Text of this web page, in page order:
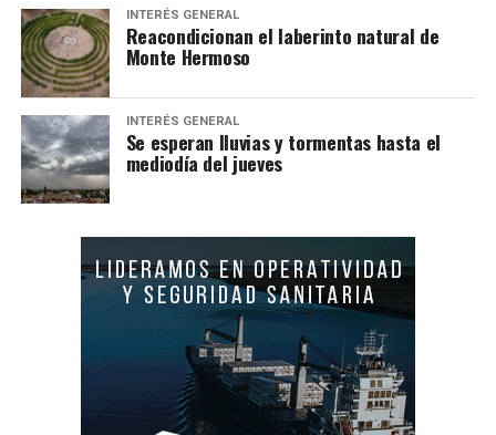
INTERÉS GENERAL
Reacondicionan el laberinto natural de
Monte Hermoso
INTERÉS GENERAL
Se esperan lluvias y tormentas hasta el
mediodía del jueves